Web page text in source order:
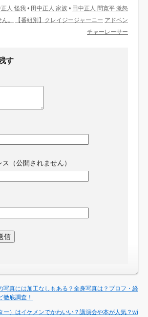
正人 怪我 • 田中正人 家族 • 田中正人 間寛平 激怒
。
【番組別】クレイジージャーニー アドベン
チャーレーサー
す
（公開されません）
写真には加工なしもある？全身写真は？プロフ・経
徹底調査！
ー）はイケメンでかわいい？講演会や本が人気？wi